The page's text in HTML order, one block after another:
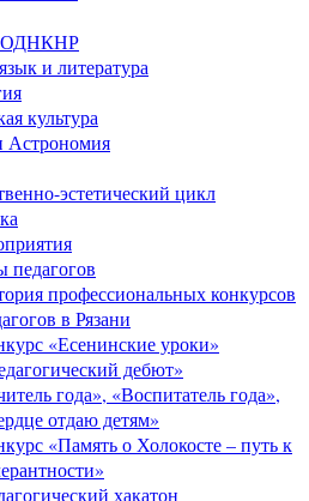
и литература
культура
Астрономия
эстетический цикл
педагогов
профессиональных конкурсов
в Рязани
«Есенинские уроки»
дебют»
года», «Воспитатель года»,
отдаю детям»
«Память о Холокосте – путь к
хакатон